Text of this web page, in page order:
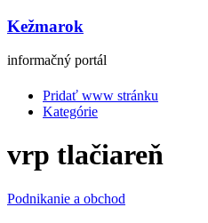
Kežmarok
informačný portál
Pridať www stránku
Kategórie
vrp tlačiareň
Podnikanie a obchod